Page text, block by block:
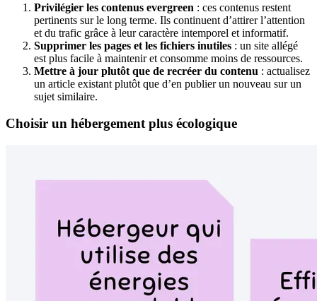
Privilégier les contenus evergreen : ces contenus restent
pertinents sur le long terme. Ils continuent d’attirer l’attention
et du trafic grâce à leur caractère intemporel et informatif.
Supprimer les pages et les fichiers inutiles : un site allégé
est plus facile à maintenir et consomme moins de ressources.
Mettre à jour plutôt que de recréer du contenu : actualisez
un article existant plutôt que d’en publier un nouveau sur un
sujet similaire.
Choisir un hébergement plus écologique